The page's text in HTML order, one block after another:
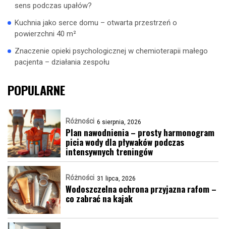
sens podczas upałów?
Kuchnia jako serce domu – otwarta przestrzeń o
powierzchni 40 m²
Znaczenie opieki psychologicznej w chemioterapii małego
pacjenta – działania zespołu
POPULARNE
Różności 6 sierpnia, 2026
Plan nawodnienia – prosty harmonogram
picia wody dla pływaków podczas
intensywnych treningów
Różności 31 lipca, 2026
Wodoszczelna ochrona przyjazna rafom –
co zabrać na kajak